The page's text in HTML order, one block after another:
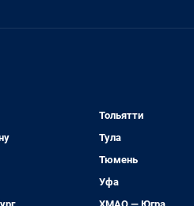
Тольятти
Тула
Тюмень
Уфа